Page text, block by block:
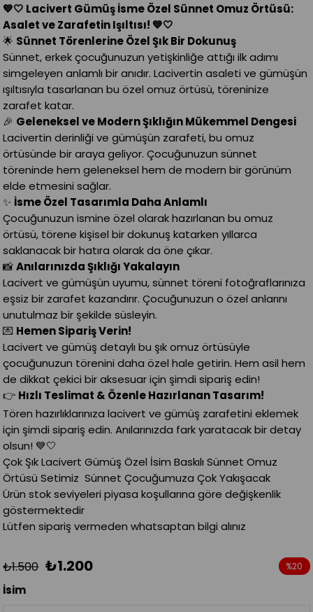
💙🤍 Lacivert Gümüş İsme Özel Sünnet Omuz Örtüsü:
Asalet ve Zarafetin Işıltısı! 💙🤍
🌟 Sünnet Törenlerine Özel Şık Bir Dokunuş
Sünnet, erkek çocuğunuzun yetişkinliğe attığı ilk adımı
simgeleyen anlamlı bir anıdır. Lacivertin asaleti ve gümüşün
ışıltısıyla tasarlanan bu özel omuz örtüsü, töreninize
zarafet katar.
🎉 Geleneksel ve Modern Şıklığın Mükemmel Dengesi
Lacivertin derinliği ve gümüşün zarafeti, bu omuz
örtüsünde bir araya geliyor. Çocuğunuzun sünnet
töreninde hem geleneksel hem de modern bir görünüm
elde etmesini sağlar.
✨ İsme Özel Tasarımla Daha Anlamlı
Çocuğunuzun ismine özel olarak hazırlanan bu omuz
örtüsü, törene kişisel bir dokunuş katarken yıllarca
saklanacak bir hatıra olarak da öne çıkar.
📸Anılarınızda Şıklığı Yakalayın
Lacivert ve gümüşün uyumu, sünnet töreni fotoğraflarınıza
eşsiz bir zarafet kazandırır. Çocuğunuzun o özel anlarını
unutulmaz bir şekilde süsleyin.
💌 Hemen Sipariş Verin!
Lacivert ve gümüş detaylı bu şık omuz örtüsüyle
çocuğunuzun törenini daha özel hale getirin. Hem asil hem
de dikkat çekici bir aksesuar için şimdi sipariş edin!
👉 Hızlı Teslimat & Özenle Hazırlanan Tasarım!
Tören hazırlıklarınıza lacivert ve gümüş zarafetini eklemek
için şimdi sipariş edin. Anılarınızda fark yaratacak bir detay
olsun! 💙🤍
Çok Şık Lacivert Gümüş Özel İsim Baskılı Sünnet Omuz
Örtüsü Setimiz Sünnet Çocuğumuza Çok Yakışacak
Ürün stok seviyeleri piyasa koşullarına göre değişkenlik
göstermektedir
Lütfen sipariş vermeden whatsaptan bilgi alınız
₺1.500 ₺1.200 %20
İsim